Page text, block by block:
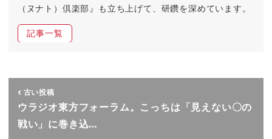
（ヌナト）倶楽部』も立ち上げて、研鑽を深めています。
記事一覧
古い投稿
ウラジオ東方フォーラム。こっちは「見えない〇の
戦い」に巻き込…